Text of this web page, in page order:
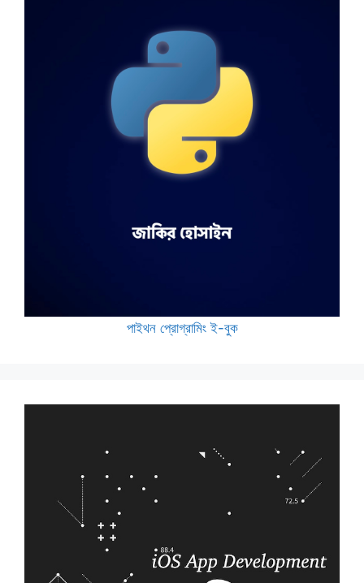
পাইথন প্রোগ্রামিং ই-বুক